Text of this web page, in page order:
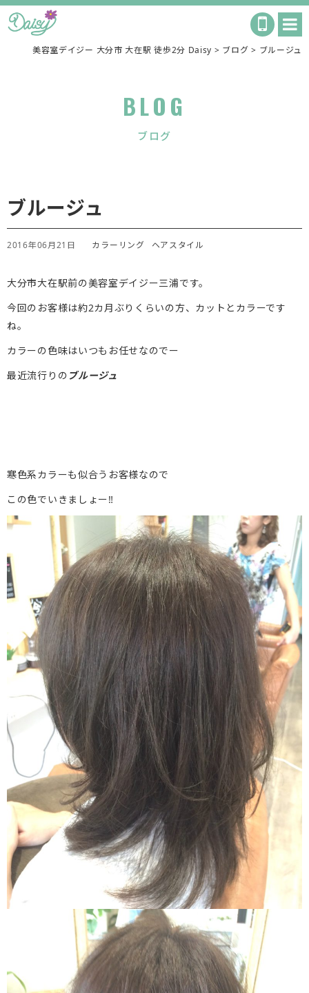
美容室デイジー 大分市 大在駅 徒歩2分 Daisy > ブログ > ブルージュ
BLOG
ブログ
ブルージュ
2016年06月21日 カラーリング ヘアスタイル
大分市大在駅前の美容室デイジー三浦です。
今回のお客様は約2カ月ぶりくらいの方、カットとカラーです
ね。
カラーの色味はいつもお任せなのでー
最近流行りの ブルージュ
寒色系カラーも似合うお客様なので
この色でいきましょー‼︎